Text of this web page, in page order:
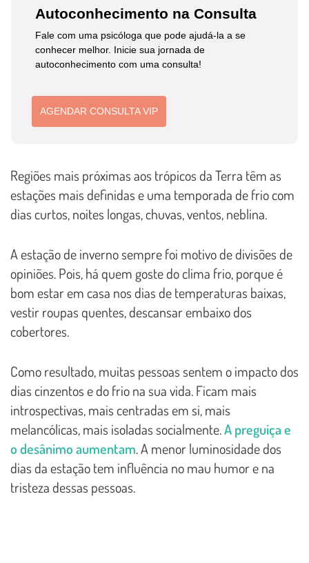
Autoconhecimento na Consulta
Fale com uma psicóloga que pode ajudá-la a se
conhecer melhor. Inicie sua jornada de
autoconhecimento com uma consulta!
AGENDAR CONSULTA VIP
Regiões mais próximas aos trópicos da Terra têm as
estações mais definidas e uma temporada de frio com
dias curtos, noites longas, chuvas, ventos, neblina.
A estação de inverno sempre foi motivo de divisões de
opiniões. Pois, há quem goste do clima frio, porque é
bom estar em casa nos dias de temperaturas baixas,
vestir roupas quentes, descansar embaixo dos
cobertores.
Como resultado, muitas pessoas sentem o impacto dos
dias cinzentos e do frio na sua vida. Ficam mais
introspectivas, mais centradas em si, mais
melancólicas, mais isoladas socialmente.A preguiça e
o desânimo aumentam. A menor luminosidade dos
dias da estação tem influência no mau humor e na
tristeza dessas pessoas.